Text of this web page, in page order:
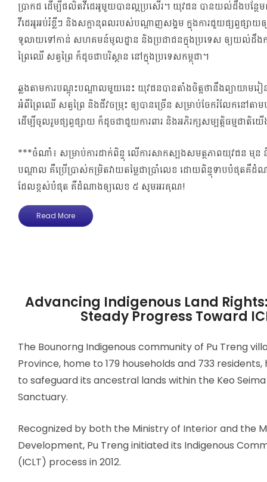
ប្រាកដ ដើម្បីផលិតវីដេអូមួយបានល្អប្រសើរ។ យុវជន បានយល់ដឹងបន្ថែ
វីដេអូអប់រំខ្លីៗ និងសក្តានុពលរបស់បណ្តាញសង្គម ក្នុងការជួយផ្សព្វផ្សាយ
ទូលាយទៅកាន់ សហគមន៍មូលដ្ឋាន និងប្រជាជនក្នុងប្រទេស ឲ្យយល់ដឹងក
ព្រៃឈើ សត្វព្រៃ ក៏ដូចជាបរិស្ថាន នៅក្នុងប្រទេសកម្ពុជា។
ឆ្លងតាមការបណ្តុះបណ្តាលមួយនេះ យុវជនបានតាំងចិត្តថានឹងព្យាយាមរ
អំពីព្រៃឈើ សត្វព្រៃ និងជីវចម្រុះ ឲ្យបានច្រើន សម្រាប់ចែករំលែកនៅតា
ដើម្បីចូលរួមផ្សព្វផ្សាយ ក៏ដូចជាជួយការពារ និងអភិរក្សសម្បត្តិធម្មជាតិយ
***ចំណាំ៖ សម្រាប់ការដាក់ពិន្ទុ លើការសាកស្បងសមត្ថភាពយុវជន មុន
បណ្តាល គឺប្រើប្រាស់កម្រិតវាយតម្លៃជាប្រាំលេខ ដោយពិន្ទុទាបបំផុតគឺដំ
ដែលខ្ពស់បំផុត​ គឺដំណាងឲ្យលេខ ៥ សូមអរគុណ!
Read More
Advancing Indigenous Land Rights:
Steady Progress Toward
The Bounorng Indigenous community of Pu Treng
Province, home to 179 households and 733
to safeguard its ancestral lands within the Keo
Sanctuary.
Recognized by both the Ministry of Interior and the
Development, Pu Treng initiated its Indigenous
(ICLT) process in 2012.